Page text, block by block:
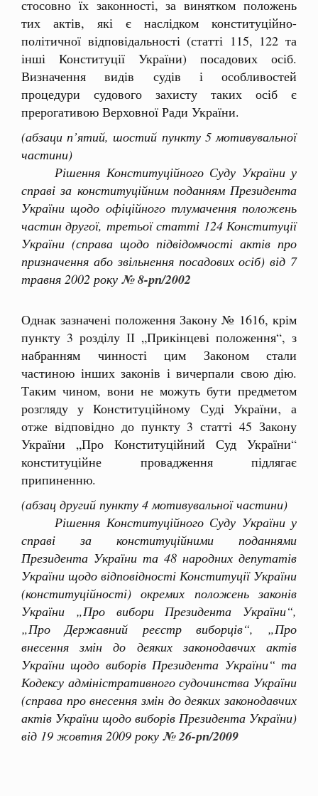
стосовно їх законності, за винятком положень
тих актів, які є наслідком конституційно-
політичної відповідальності (статті 115, 122 та
інші Конституції України) посадових осіб.
Визначення видів судів і особливостей
процедури судового захисту таких осіб є
прерогативою Верховної Ради України.
(абзаци п’ятий, шостий пункту 5 мотивувальної
частини)
Рішення Конституційного Суду України у
справі за конституційним поданням Президента
України щодо офіційного тлумачення положень
частин другої, третьої статті 124 Конституції
України (справа щодо підвідомчості актів про
призначення або звільнення посадових осіб) від 7
травня 2002 року № 8-рп/2002
Однак зазначені положення Закону № 1616, крім
пункту 3 розділу ІІ „Прикінцеві положення“, з
набранням чинності цим Законом стали
частиною інших законів і вичерпали свою дію.
Таким чином, вони не можуть бути предметом
розгляду у Конституційному Суді України‚ а
отже відповідно до пункту 3 статті 45 Закону
України „Про Конституційний Суд України“
конституційне провадження підлягає
припиненню.
(абзац другий пункту 4 мотивувальної частини)
Рішення Конституційного Суду України у
справі за конституційними поданнями
Президента України та 48 народних депутатів
України щодо відповідності Конституції України
(конституційності) окремих положень законів
України „Про вибори Президента України“,
„Про Державний реєстр виборців“, „Про
внесення змін до деяких законодавчих актів
України щодо виборів Президента України“ та
Кодексу адміністративного судочинства України
(справа про внесення змін до деяких законодавчих
актів України щодо виборів Президента України)
від 19 жовтня 2009 року № 26-рп/2009